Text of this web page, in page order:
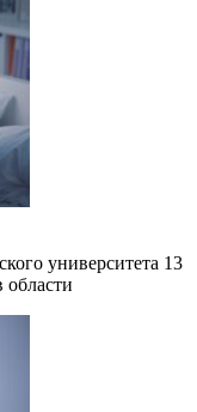
университета 13
области